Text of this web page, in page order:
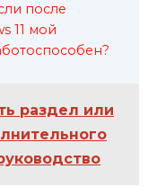
после
11 мой
раздел или